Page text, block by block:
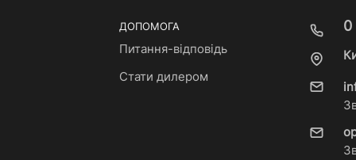
ДОПОМОГА
Питання-відповідь
Стати дилером
0